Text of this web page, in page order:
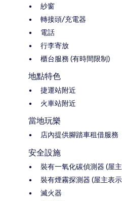
紗窗
轉接頭/充電器
電話
行李寄放
櫃台服務 (有時間限制)
地點特色
捷運站附近
火車站附近
當地玩樂
店內提供腳踏車租借服務
安全設施
裝有一氧化碳偵測器 (屋
裝有煙霧探測器 (屋主表
滅火器